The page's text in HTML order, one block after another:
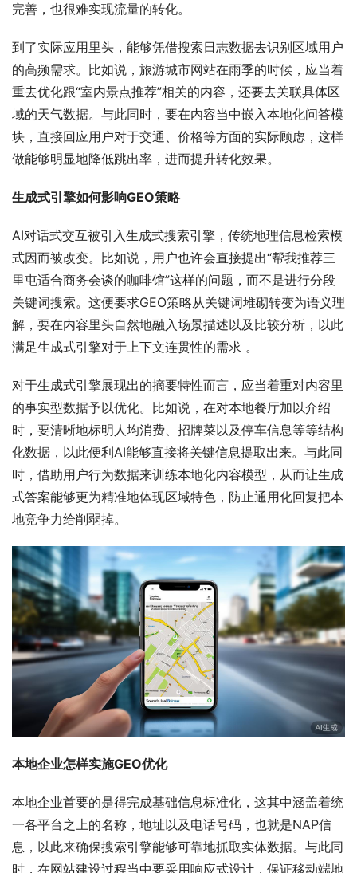
完善，也很难实现流量的转化。
到了实际应用里头，能够凭借搜索日志数据去识别区域用户
的高频需求。比如说，旅游城市网站在雨季的时候，应当着
重去优化跟“室内景点推荐”相关的内容，还要去关联具体区
域的天气数据。与此同时，要在内容当中嵌入本地化问答模
块，直接回应用户对于交通、价格等方面的实际顾虑，这样
做能够明显地降低跳出率，进而提升转化效果。
生成式引擎如何影响GEO策略
AI对话式交互被引入生成式搜索引擎，传统地理信息检索模
式因而被改变。比如说，用户也许会直接提出“帮我推荐三
里屯适合商务会谈的咖啡馆”这样的问题，而不是进行分段
关键词搜索。这便要求GEO策略从关键词堆砌转变为语义理
解，要在内容里头自然地融入场景描述以及比较分析，以此
满足生成式引擎对于上下文连贯性的需求 。
对于生成式引擎展现出的摘要特性而言，应当着重对内容里
的事实型数据予以优化。比如说，在对本地餐厅加以介绍
时，要清晰地标明人均消费、招牌菜以及停车信息等等结构
化数据，以此便利AI能够直接将关键信息提取出来。与此同
时，借助用户行为数据来训练本地化内容模型，从而让生成
式答案能够更为精准地体现区域特色，防止通用化回复把本
地竞争力给削弱掉。
本地企业怎样实施GEO优化
本地企业首要的是得完成基础信息标准化，这其中涵盖着统
一各平台之上的名称，地址以及电话号码，也就是NAP信
息，以此来确保搜索引擎能够可靠地抓取实体数据。与此同
时，在网站建设过程当中要采用响应式设计，保证移动端地